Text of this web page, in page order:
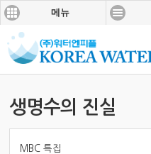
메뉴
생명수의 진실
MBC 특집